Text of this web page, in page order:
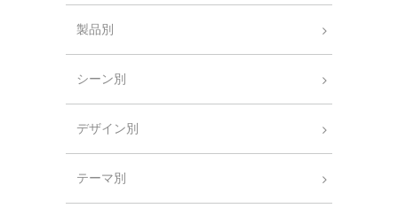
製品別
シーン別
デザイン別
テーマ別